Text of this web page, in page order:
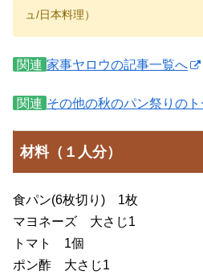
ュ/日本料理）
関連 家事ヤロウの記事一覧へ
関連 その他の秋のパン祭りの
材料（１人分）
食パン(6枚切り) 1枚
マヨネーズ 大さじ1
トマト 1個
ポン酢 大さじ1